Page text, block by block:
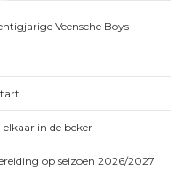
Veensche Boys
elkaar in de beker
op seizoen 2026/2027